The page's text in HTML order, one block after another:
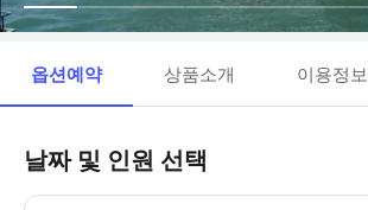
옵션예약 상품소개 이용정보
날짜 및 인원 선택